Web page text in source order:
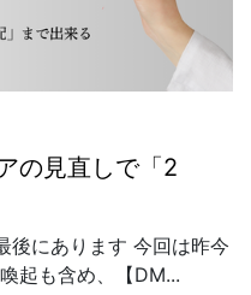
の見直しで「2
後にあります 今回は昨今
起も含め、【DM...